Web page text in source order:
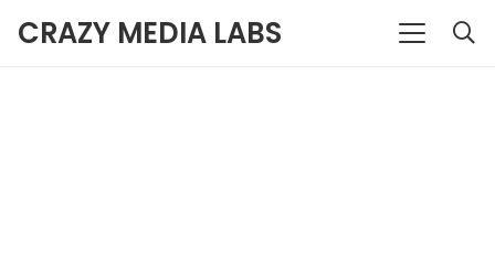
CRAZY MEDIA LABS